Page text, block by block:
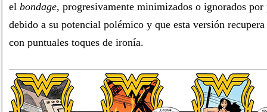
el bondage, progresivamente minimizados o ignorados por
debido a su potencial polémico y que esta versión
con puntuales toques de ironía.